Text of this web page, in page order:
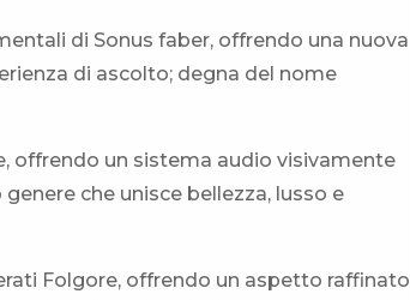
di Sonus faber, offrendo una nuova
di ascolto; degna del nome
offrendo un sistema audio visivamente
che unisce bellezza, lusso e
Folgore, offrendo un aspetto raffinato